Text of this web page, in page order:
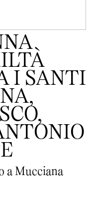
I SANTI
a Mucciana